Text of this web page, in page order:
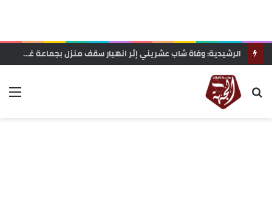
الرشيدية: وفاة شاب عشريني إثر انهيار سقف منزل بجماعة غريس السفلى